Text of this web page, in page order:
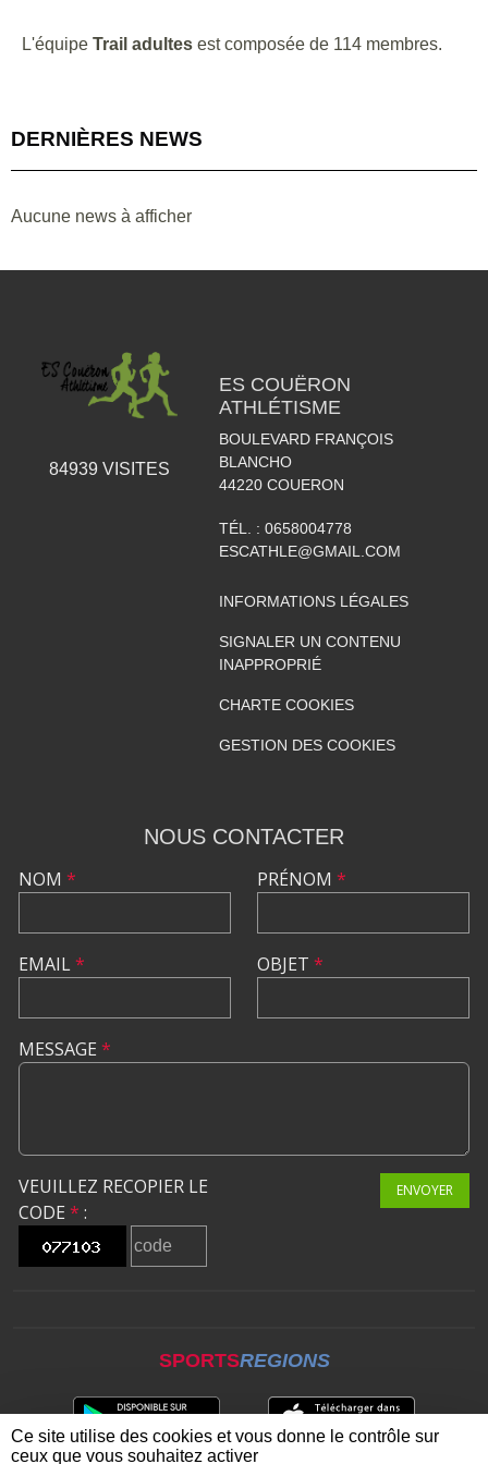
L'équipe Trail adultes est composée de 114 membres.
DERNIÈRES NEWS
Aucune news à afficher
84939 VISITES
ES COUËRON
ATHLÉTISME
BOULEVARD FRANÇOIS
BLANCHO
44220 COUERON
TÉL. : 0658004778
ESCATHLE@GMAIL.COM
INFORMATIONS LÉGALES
SIGNALER UN CONTENU
INAPPROPRIÉ
CHARTE COOKIES
GESTION DES COOKIES
NOUS CONTACTER
NOM *
EMAIL*
PRÉNOM *
OBJET *
MESSAGE *
VEUILLEZ RECOPIER LE
CODE * :
ENVOYER
SPORTSREGIONS
Ce site utilise des cookies et vous donne le contrôle sur
ceux que vous souhaitez activer